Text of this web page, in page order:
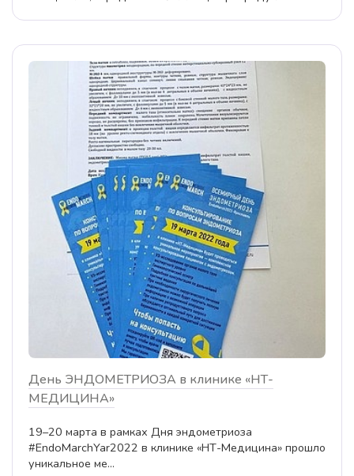
День ЭНДОМЕТРИОЗА в клинике «НТ-
МЕДИЦИНА»
19–20 марта в рамках Дня эндометриоза
#EndoMarchYar2022 в клинике «НТ-Медицина» прошло
уникальное ме...